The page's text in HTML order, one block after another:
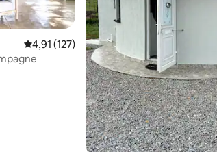
: 4,93 sur 5
Évaluation moyenne sur la base de 127
4,91 (127)